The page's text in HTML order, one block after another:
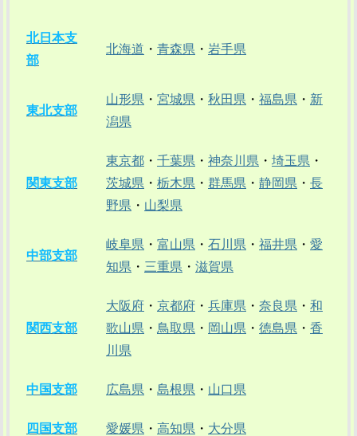
北日本支
部
北海道 ・ 青森県 ・ 岩手県
東北支部
山形県 ・ 宮城県 ・ 秋田県 ・ 福島県 ・ 新
潟県
関東支部
東京都 ・ 千葉県 ・ 神奈川県 ・ 埼玉県 ・
茨城県 ・ 栃木県 ・ 群馬県 ・ 静岡県 ・ 長
野県 ・ 山梨県
中部支部
岐阜県 ・ 富山県 ・ 石川県 ・ 福井県 ・ 愛
知県 ・ 三重県 ・ 滋賀県
関西支部
大阪府 ・ 京都府 ・ 兵庫県 ・ 奈良県 ・ 和
歌山県 ・ 鳥取県 ・ 岡山県 ・ 徳島県 ・ 香
川県
中国支部 広島県 ・ 島根県 ・ 山口県
四国支部 愛媛県 ・ 高知県 ・ 大分県